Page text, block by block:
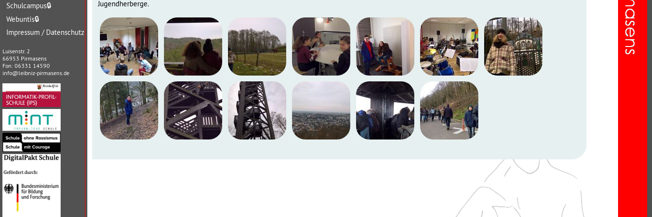
Schulcampus🔒
Webuntis🔒
Impressum / Datenschutz
Luisenstr. 2
66953 Pirmasens
Fon: 06331 14590
info@leibniz-pirmasens.de
Jugendherberge.